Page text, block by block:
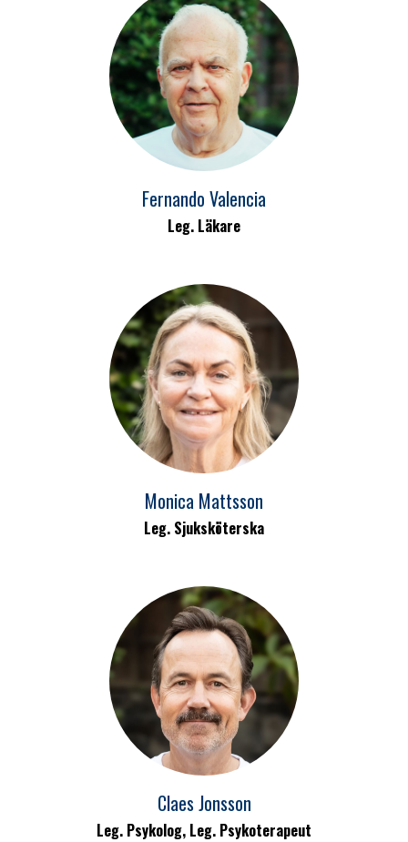
Fernando Valencia
Leg. Läkare
Monica Mattsson
Leg. Sjuksköterska
Claes Jonsson
Leg. Psykolog, Leg. Psykoterapeut